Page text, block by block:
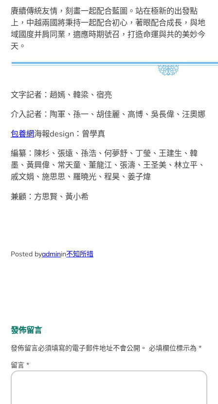
賡續傳統友情，刻畫一起配合藍圖。站在極新的出發點
上，中越兩國將秉持一起配合初心，著眼配合成長，與地
域國度并肩同業，適應時期號召，打造命運與共的美妙今
天。
文字記者：趙嫣、韓梁、宿亮
介入記者：陶軍、孫一、胡佳麗、高博、吳長偉、汪奧娜
包養網海報design：曾學真
編纂：陳杉、張遠、孫浩、何夢舒、丁瑩、王建生、韓
墨、黃興偉、常天童、董龍江、張濤、王圣美、林立平、
戚文娟、施思思、羅曉光、程昊、姜子煒
兼顧：方思賢、黃小希
Posted byadminin不知所措
發佈留言
發佈留言必須填寫的電子郵件地址不會公開。 必填欄位標示為*
留言*